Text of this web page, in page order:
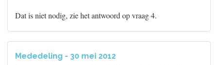
Dat is niet nodig, zie het antwoord op vraag 4.
Mededeling - 30 mei 2012